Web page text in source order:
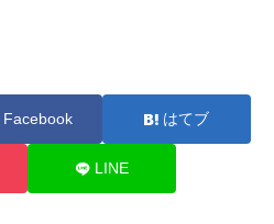
Facebook はてブ
LINE